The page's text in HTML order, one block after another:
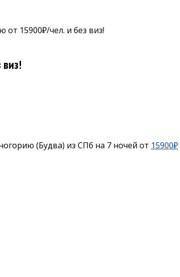
15900₽/чел. и без виз!
(Будва) из СПб на 7 ночей от 15900₽